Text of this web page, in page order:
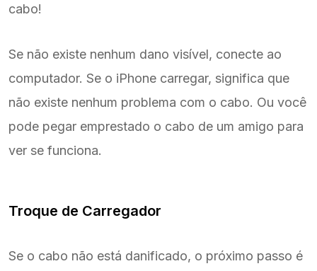
cabo!
Se não existe nenhum dano visível, conecte ao
computador. Se o iPhone carregar, significa que
não existe nenhum problema com o cabo. Ou você
pode pegar emprestado o cabo de um amigo para
ver se funciona.
Troque de Carregador
Se o cabo não está danificado, o próximo passo é